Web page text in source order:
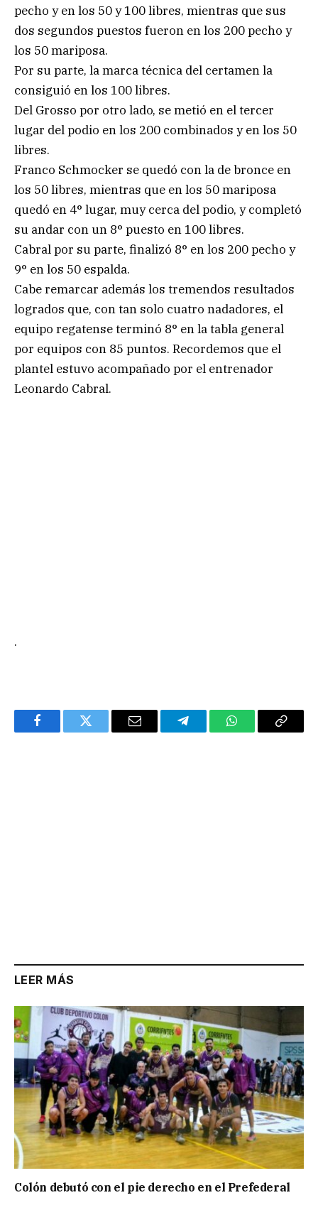
pecho y en los 50 y 100 libres, mientras que sus
dos segundos puestos fueron en los 200 pecho y
los 50 mariposa.
Por su parte, la marca técnica del certamen la
consiguió en los 100 libres.
Del Grosso por otro lado, se metió en el tercer
lugar del podio en los 200 combinados y en los 50
libres.
Franco Schmocker se quedó con la de bronce en
los 50 libres, mientras que en los 50 mariposa
quedó en 4° lugar, muy cerca del podio, y completó
su andar con un 8° puesto en 100 libres.
Cabral por su parte, finalizó 8° en los 200 pecho y
9° en los 50 espalda.
Cabe remarcar además los tremendos resultados
logrados que, con tan solo cuatro nadadores, el
equipo regatense terminó 8° en la tabla general
por equipos con 85 puntos. Recordemos que el
plantel estuvo acompañado por el entrenador
Leonardo Cabral.
.
FacebookTwitter Email TelegramWhatsAppCopy
LEER MÁS
Colón debutó con el pie derecho en el Prefederal